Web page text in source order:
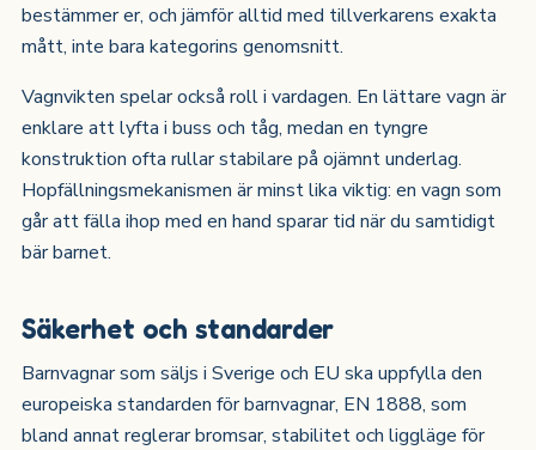
bestämmer er, och jämför alltid med tillverkarens exakta
mått, inte bara kategorins genomsnitt.
Vagnvikten spelar också roll i vardagen. En lättare vagn är
enklare att lyfta i buss och tåg, medan en tyngre
konstruktion ofta rullar stabilare på ojämnt underlag.
Hopfällningsmekanismen är minst lika viktig: en vagn som
går att fälla ihop med en hand sparar tid när du samtidigt
bär barnet.
Säkerhet och standarder
Barnvagnar som säljs i Sverige och EU ska uppfylla den
europeiska standarden för barnvagnar, EN 1888, som
bland annat reglerar bromsar, stabilitet och liggläge för